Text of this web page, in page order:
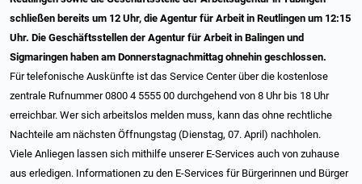
schließen bereits um 12 Uhr, die Agentur für Arbeit in Reutlingen um 12:15
Uhr. Die Geschäftsstellen der Agentur für Arbeit in Balingen und
Sigmaringen haben am Donnerstagnachmittag ohnehin geschlossen.
Für telefonische Auskünfte ist das Service Center über die kostenlose
zentrale Rufnummer 0800 4 5555 00 durchgehend von 8 Uhr bis 18 Uhr
erreichbar. Wer sich arbeitslos melden muss, kann das ohne rechtliche
Nachteile am nächsten Öffnungstag (Dienstag, 07. April) nachholen.
Viele Anliegen lassen sich mithilfe unserer E-Services auch von zuhause
aus erledigen. Informationen zu den E-Services für Bürgerinnen und Bürger